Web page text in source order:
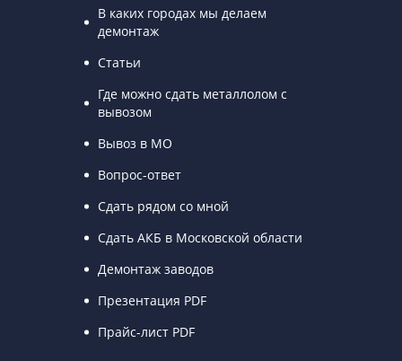
В каких городах мы делаем
демонтаж
Статьи
Где можно сдать металлолом с
вывозом
Вывоз в МО
Вопрос-ответ
Сдать рядом со мной
Сдать АКБ в Московской области
Демонтаж заводов
Презентация PDF
Прайс-лист PDF